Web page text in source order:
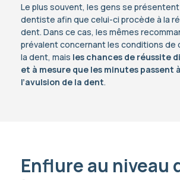
Le plus souvent, les gens se
dentiste afin que celui-ci procède à la
dent. Dans ce cas, les mêmes
prévalent concernant les conditions de
la dent, mais les chances de réussite
et à mesure que les minutes passent
l’avulsion de la dent.
Enflure au niveau